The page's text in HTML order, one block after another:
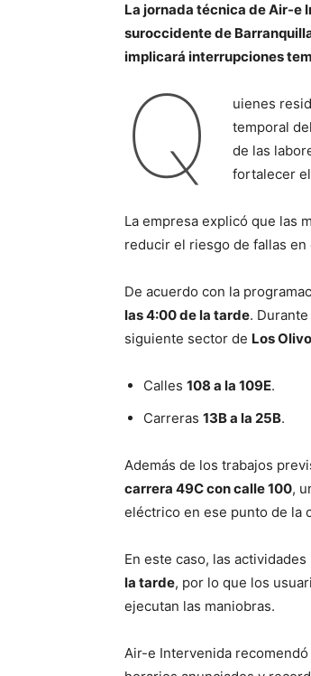
La jornada técnica de Air-e
suroccidente de
implicará interrupciones
Q
uienes
temporal
de las
fortalecer
La empresa explicó que las
reducir el riesgo de fallas en
De acuerdo con la
las 4:00 de la tarde.
siguiente sector de Los
Calles 108 a la 109E.
Carreras 13B a la 25B.
Además de los trabajos
carrera 49C con calle 100,
eléctrico en ese punto de la
En este caso, las
la tarde, por lo que los
ejecutan las maniobras.
Air-e Intervenida